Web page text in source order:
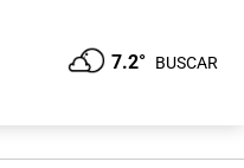
7.2° BUSCAR